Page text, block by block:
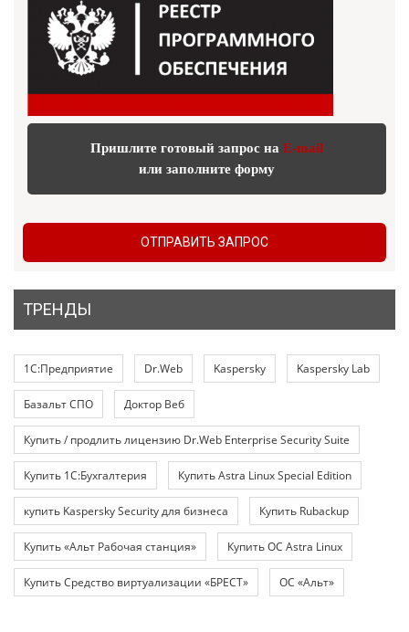
Пришлите готовый запрос на E-mail
или заполните форму
ОТПРАВИТЬ ЗАПРОС
ТРЕНДЫ
1С:Предприятие Dr.Web Kaspersky Kaspersky Lab
Базальт СПО Доктор Веб
Купить / продлить лицензию Dr.Web Enterprise Security Suite
Купить 1С:Бухгалтерия Купить Astra Linux Special Edition
купить Kaspersky Security для бизнеса Купить Rubackup
Купить «Альт Рабочая станция» Купить ОС Astra Linux
Купить Средство виртуализации «БРЕСТ» ОС «Альт»